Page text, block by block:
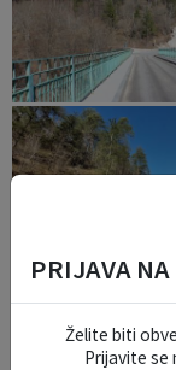
PRIJAVA
Želite biti
Prijavite se